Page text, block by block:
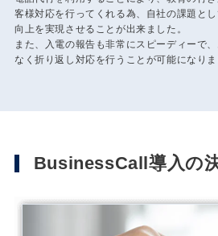
客様対応を行ってくれる為、自社の課題と
向上を実現させることが出来ました。
また、入電の報告も非常にスピーディーで
なく折り返し対応を行うことが可能になりま
BusinessCall導入の